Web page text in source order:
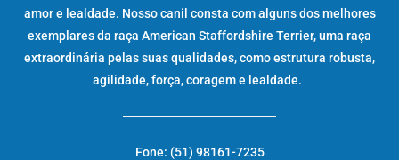
amor e lealdade. Nosso canil consta com alguns dos melhores
exemplares da raça American Staffordshire Terrier, uma raça
extraordinária pelas suas qualidades, como estrutura robusta,
agilidade, força, coragem e lealdade.
Fone: (51) 98161-7235